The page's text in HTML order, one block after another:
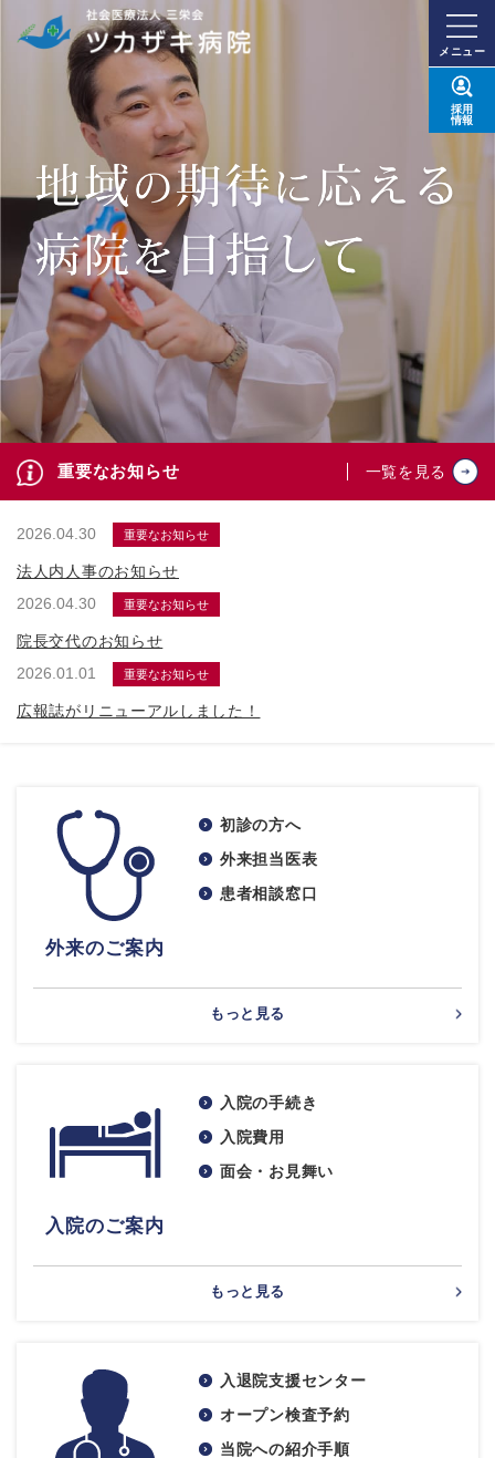
メニュー
採用
情報
重要なお知らせ 一覧を見る
2026.04.30 重要なお知らせ
法人内人事のお知らせ
2026.04.30
重要なお知らせ
院長交代のお知らせ
2026.01.01
重要なお知らせ
広報誌がリニューアルしました！
外来のご案内
初診の方へ
外来担当医表
患者相談窓口
もっと見る
入院のご案内
入院の手続き
入院費用
面会・お見舞い
もっと見る
入退院支援センター
オープン検査予約
当院への紹介手順